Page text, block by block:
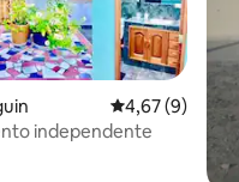
4,67 de uma
4,67 (9)
independente